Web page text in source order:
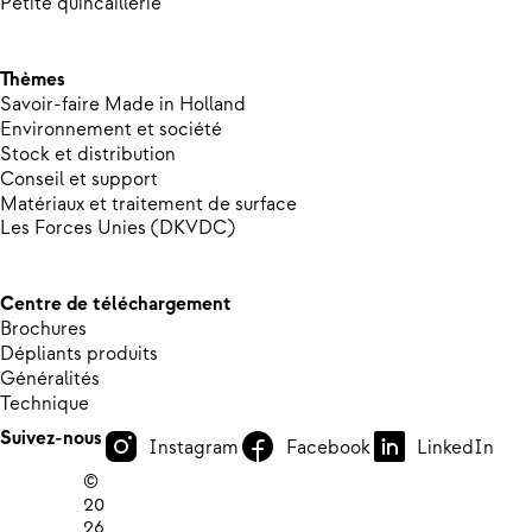
Thèmes
Savoir-faire Made in Holland
Environnement et société
Stock et distribution
Conseil et support
Matériaux et traitement de surface
Les Forces Unies (DKVDC)
Centre de téléchargement
Brochures
Dépliants produits
Généralités
Technique
Suivez-nous
Instagram Facebook
LinkedIn
©
20